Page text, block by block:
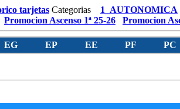
tarjetas Categorias 1_AUTONOMICA
Promocion Ascenso 1ª 25-26 Promocion
EG EP EE PF PC